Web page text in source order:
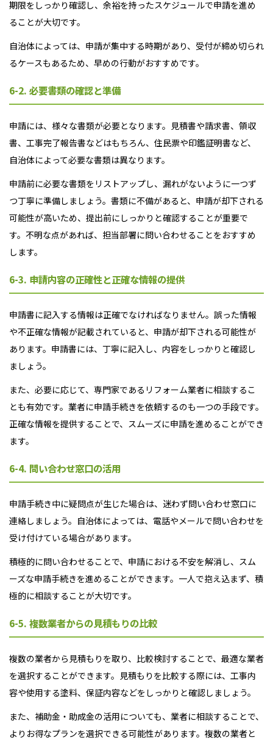
期限をしっかり確認し、余裕を持ったスケジュールで申請を進め
ることが大切です。
自治体によっては、申請が集中する時期があり、受付が締め切られ
るケースもあるため、早めの行動がおすすめです。
6-2. 必要書類の確認と準備
申請には、様々な書類が必要となります。見積書や請求書、領収
書、工事完了報告書などはもちろん、住民票や印鑑証明書など、
自治体によって必要な書類は異なります。
申請前に必要な書類をリストアップし、漏れがないように一つず
つ丁寧に準備しましょう。書類に不備があると、申請が却下される
可能性が高いため、提出前にしっかりと確認することが重要で
す。不明な点があれば、担当部署に問い合わせることをおすすめ
します。
6-3. 申請内容の正確性と正確な情報の提供
申請書に記入する情報は正確でなければなりません。誤った情報
や不正確な情報が記載されていると、申請が却下される可能性が
あります。申請書には、丁寧に記入し、内容をしっかりと確認し
ましょう。
また、必要に応じて、専門家であるリフォーム業者に相談するこ
とも有効です。業者に申請手続きを依頼するのも一つの手段です。
正確な情報を提供することで、スムーズに申請を進めることができ
ます。
6-4. 問い合わせ窓口の活用
申請手続き中に疑問点が生じた場合は、迷わず問い合わせ窓口に
連絡しましょう。自治体によっては、電話やメールで問い合わせを
受け付けている場合があります。
積極的に問い合わせることで、申請における不安を解消し、スム
ーズな申請手続きを進めることができます。一人で抱え込まず、積
極的に相談することが大切です。
6-5. 複数業者からの見積もりの比較
複数の業者から見積もりを取り、比較検討することで、最適な業者
を選択することができます。見積もりを比較する際には、工事内
容や使用する塗料、保証内容などをしっかりと確認しましょう。
また、補助金・助成金の活用についても、業者に相談することで、
よりお得なプランを選択できる可能性があります。複数の業者と